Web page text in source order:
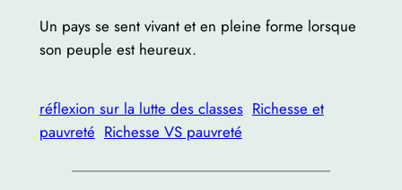
Un pays se sent vivant et en pleine forme lorsque
son peuple est heureux.
réflexion sur la lutte des classes Richesse et
pauvreté Richesse VS pauvreté